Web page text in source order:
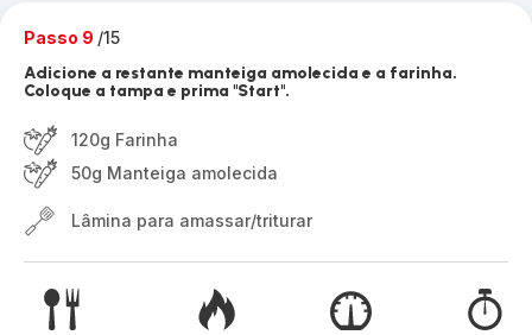
Passo 9 /15
Adicione a restante manteiga amolecida e a farinha.
Coloque a tampa e prima "Start".
120g Farinha
50g Manteiga amolecida
Lâmina para amassar/triturar